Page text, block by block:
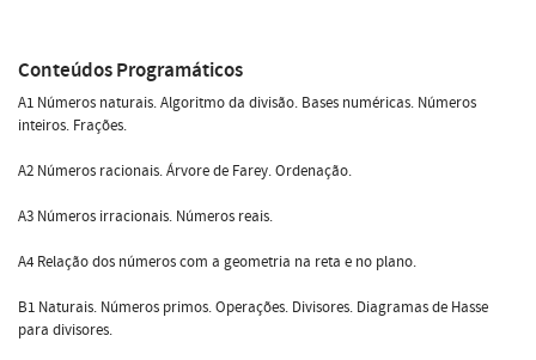
Conteúdos Programáticos
A1 Números naturais. Algoritmo da divisão. Bases numéricas. Números
inteiros. Frações.
A2 Números racionais. Árvore de Farey. Ordenação.
A3 Números irracionais. Números reais.
A4 Relação dos números com a geometria na reta e no plano.
B1 Naturais. Números primos. Operações. Divisores. Diagramas de Hasse
para divisores.